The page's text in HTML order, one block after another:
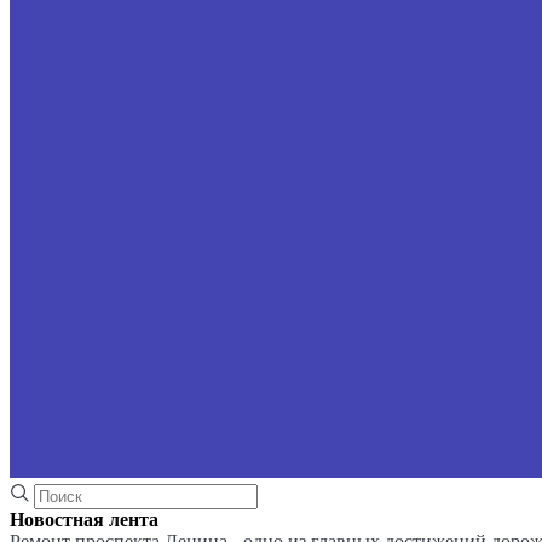
Новостная лента